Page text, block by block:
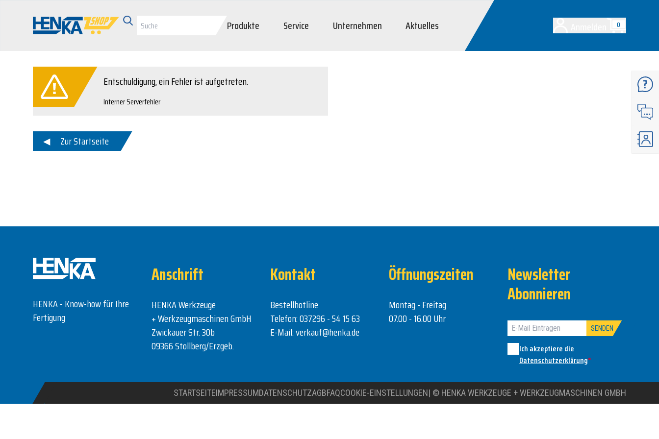
Produkte Service Unternehmen Aktuelles 0
Entschuldigung, ein Fehler ist aufgetreten.
Interner Serverfehler
Zur Startseite
HENKA - Know-how für Ihre
Fertigung
Anschrift
HENKA Werkzeuge
+ Werkzeugmaschinen GmbH
Zwickauer Str. 30b
09366 Stollberg/Erzgeb.
Kontakt
Bestellhotline
Telefon:037296 - 54 15 63
E-Mail:verkauf@henka.de
Öffnungszeiten
Montag - Freitag
07.00 - 16.00 Uhr
Newsletter
Abonnieren
SENDEN
Ich akzeptiere die
Datenschutzerklärung*
STARTSEITEIMPRESSUMDATENSCHUTZAGBFAQCOOKIE-EINSTELLUNGEN| © HENKA WERKZEUGE + WERKZEUGMASCHINEN GMBH